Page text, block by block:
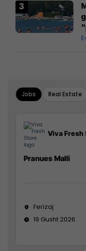
Jobs Real Estate
Viva Fresh
Pranues Malli
Ferizaj
19 Gusht 2026